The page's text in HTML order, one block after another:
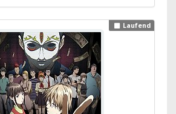
Laufend